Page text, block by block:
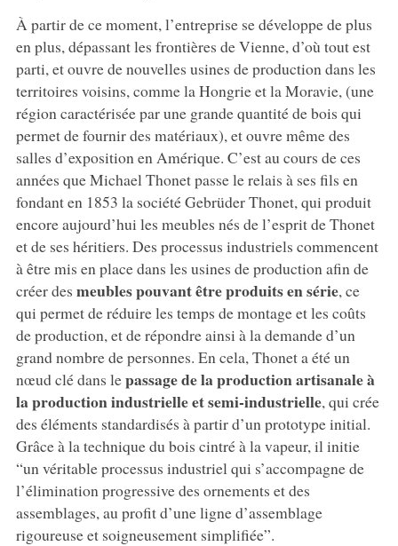
À partir de ce moment, l’entreprise se développe de plus
en plus, dépassant les frontières de Vienne, d’où tout est
parti, et ouvre de nouvelles usines de production dans les
territoires voisins, comme la Hongrie et la Moravie, (une
région caractérisée par une grande quantité de bois qui
permet de fournir des matériaux), et ouvre même des
salles d’exposition en Amérique. C’est au cours de ces
années que Michael Thonet passe le relais à ses fils en
fondant en 1853 la société Gebrüder Thonet, qui produit
encore aujourd’hui les meubles nés de l’esprit de Thonet
et de ses héritiers. Des processus industriels commencent
à être mis en place dans les usines de production afin de
créer des meubles pouvant être produits en série, ce
qui permet de réduire les temps de montage et les coûts
de production, et de répondre ainsi à la demande d’un
grand nombre de personnes. En cela, Thonet a été un
nœud clé dans lepassage de la production artisanale à
la production industrielle et semi-industrielle, qui crée
des éléments standardisés à partir d’un prototype initial.
Grâce à la technique du bois cintré à la vapeur, il initie
“un véritable processus industriel qui s’accompagne de
l’élimination progressive des ornements et des
assemblages, au profit d’une ligne d’assemblage
rigoureuse et soigneusement simplifiée”.